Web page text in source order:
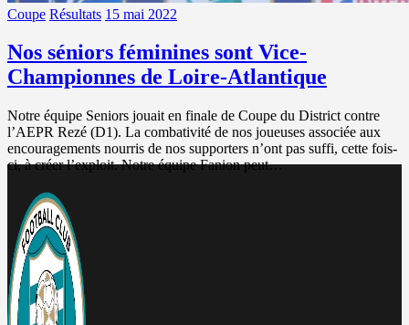
Coupe Résultats 15 mai 2022
Nos séniors féminines sont Vice-
Championnes de Loire-Atlantique
Notre équipe Seniors jouait en finale de Coupe du District contre
l’AEPR Rezé (D1). La combativité de nos joueuses associée aux
encouragements nourris de nos supporters n’ont pas suffi, cette fois-
ci, à créer l’exploit. Notre équipe Fanion peut…